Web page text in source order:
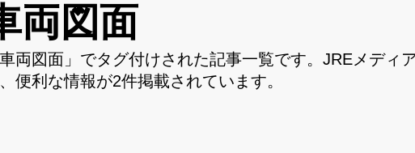
両図面
両図面」でタグ付けされた記事一覧です。JREメディ
便利な情報が2件掲載されています。